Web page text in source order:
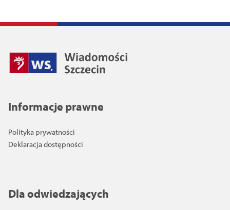
Informacje prawne
Polityka prywatności
Deklaracja dostępności
Dla odwiedzających